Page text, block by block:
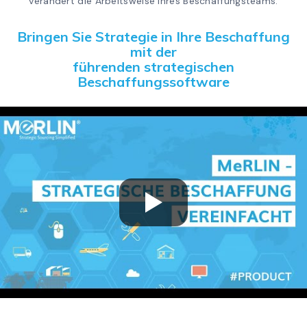
Bringen Sie Strategie in Ihre Beschaffung
mit der
führenden strategischen
Beschaffungssoftware